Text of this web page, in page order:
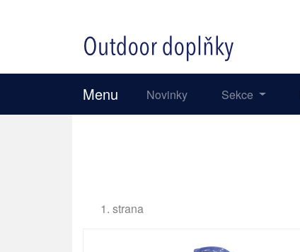
Menu Novinky Sekce
1. strana